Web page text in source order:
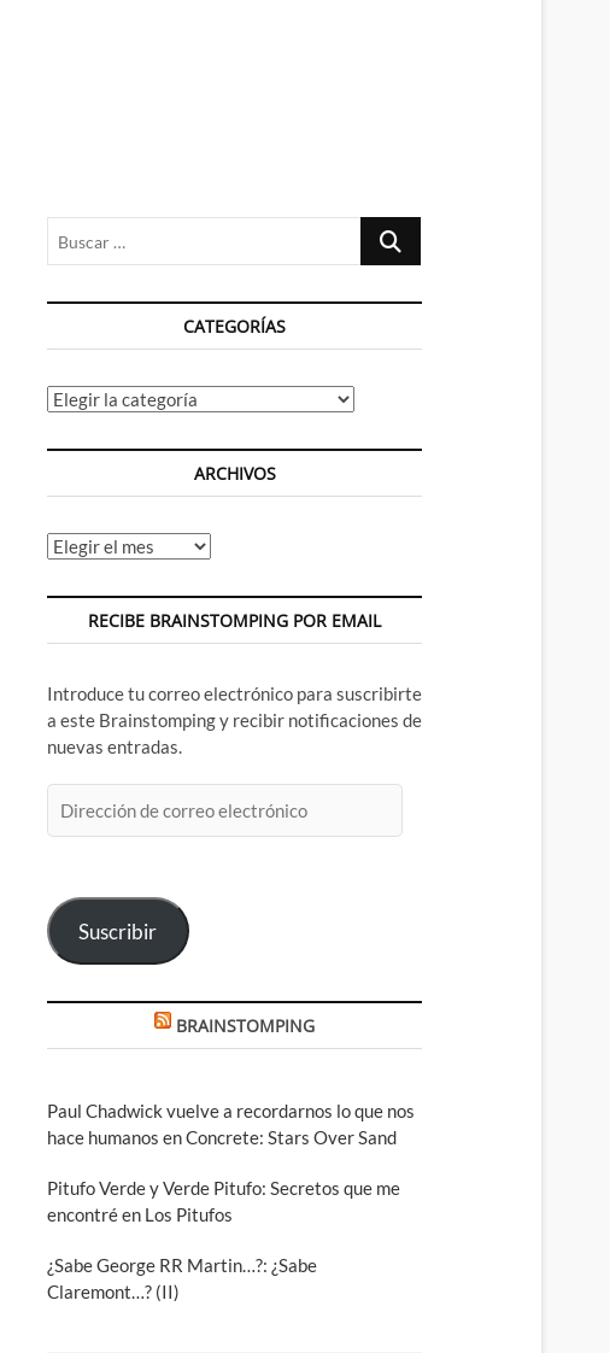
Buscar
CATEGORÍAS
Categorías
ARCHIVOS
Archivos
RECIBE BRAINSTOMPING POR EMAIL
Introduce tu correo electrónico para suscribirte
a este Brainstomping y recibir notificaciones de
nuevas entradas.
de
Suscribir
BRAINSTOMPING
Paul Chadwick vuelve a recordarnos lo que nos
hace humanos en Concrete: Stars Over Sand
Pitufo Verde y Verde Pitufo: Secretos que me
encontré en Los Pitufos
¿Sabe George RR Martin…?: ¿Sabe
Claremont…? (II)